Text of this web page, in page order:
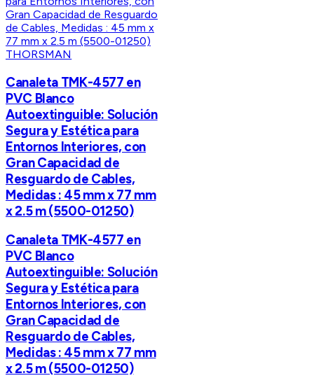
THORSMAN
Canaleta TMK-4577 en
PVC Blanco
Autoextinguible: Solución
Segura y Estética para
Entornos Interiores, con
Gran Capacidad de
Resguardo de Cables,
Medidas : 45 mm x 77 mm
x 2.5 m (5500-01250)
Canaleta TMK-4577 en
PVC Blanco
Autoextinguible: Solución
Segura y Estética para
Entornos Interiores, con
Gran Capacidad de
Resguardo de Cables,
Medidas : 45 mm x 77 mm
x 2.5 m (5500-01250)